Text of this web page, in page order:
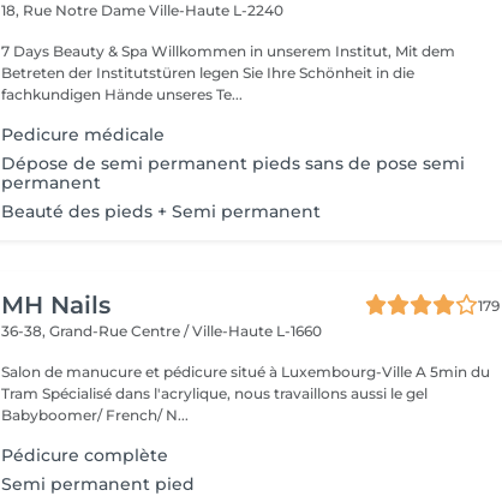
18, Rue Notre DameVille-Haute L-2240
7 Days Beauty & Spa Willkommen in unserem Institut, Mit dem
Betreten der Institutstüren legen Sie Ihre Schönheit in die
fachkundigen Hände unseres Te...
Pedicure médicale
Dépose de semi permanent pieds sans de pose semi
permanent
Beauté des pieds + Semi permanent
MH Nails
179
36-38, Grand-RueCentre / Ville-Haute L-1660
Salon de manucure et pédicure situé à Luxembourg-Ville A 5min du
Tram Spécialisé dans l'acrylique, nous travaillons aussi le gel
Babyboomer/ French/ N...
Pédicure complète
Semi permanent pied